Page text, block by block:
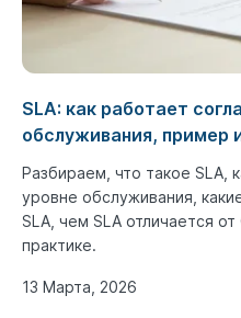
SLA: как работает
обслуживания, пример
Разбираем, что такое SLA,
уровне обслуживания,
SLA, чем SLA отличается от
практике.
13 Марта, 2026